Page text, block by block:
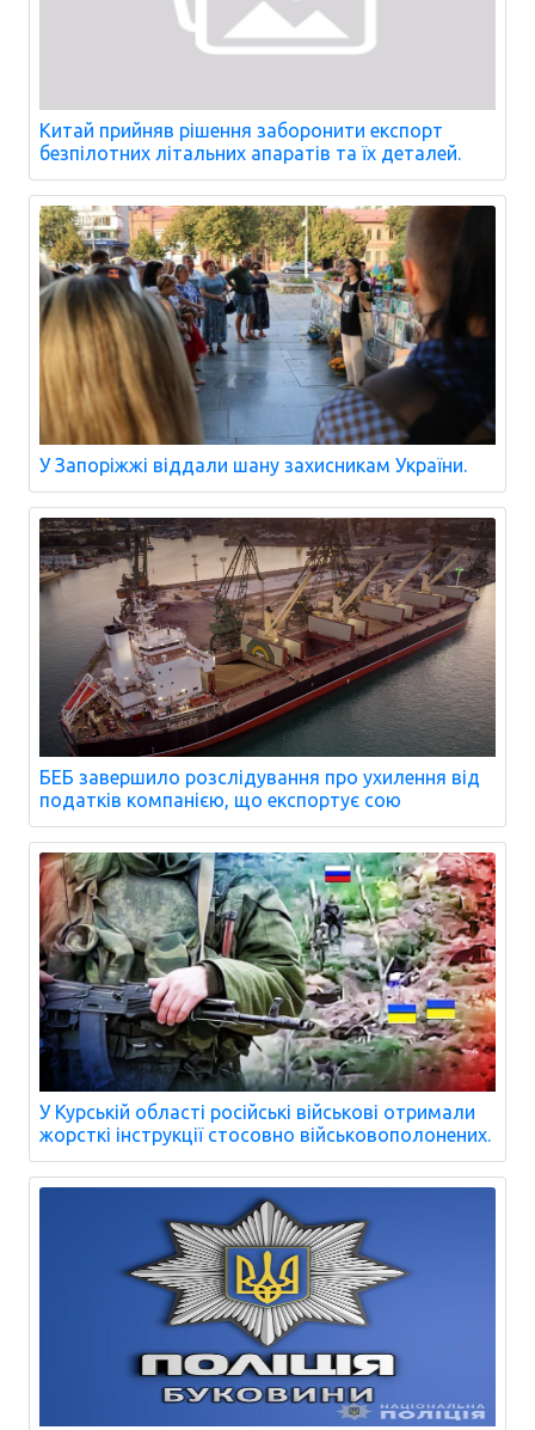
Китай прийняв рішення заборонити експорт
безпілотних літальних апаратів та їх деталей.
У Запоріжжі віддали шану захисникам України.
БЕБ завершило розслідування про ухилення від
податків компанією, що експортує сою
У Курській області російські військові отримали
жорсткі інструкції стосовно військовополонених.